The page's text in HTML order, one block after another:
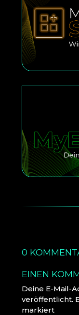
0
EINEN
Deine E-Mail-
veröffentlicht.
markiert